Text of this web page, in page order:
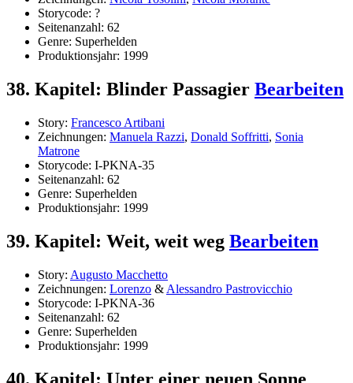
Storycode: ?
Seitenanzahl: 62
Genre: Superhelden
Produktionsjahr: 1999
38. Kapitel: Blinder Passagier Bearbeiten
Story: Francesco Artibani
Zeichnungen: Manuela Razzi, Donald Soffritti, Sonia
Matrone
Storycode: I-PKNA-35
Seitenanzahl: 62
Genre: Superhelden
Produktionsjahr: 1999
39. Kapitel: Weit, weit weg Bearbeiten
Story: Augusto Macchetto
Zeichnungen: Lorenzo & Alessandro Pastrovicchio
Storycode: I-PKNA-36
Seitenanzahl: 62
Genre: Superhelden
Produktionsjahr: 1999
40. Kapitel: Unter einer neuen Sonne